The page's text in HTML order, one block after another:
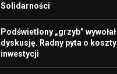
Solidarności
Podświetlony „grzyb” wywołał
dyskusję. Radny pyta o koszty
inwestycji